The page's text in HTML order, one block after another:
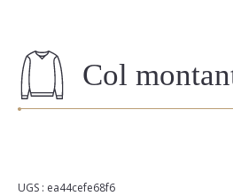
Col
UGS : ea44cefe68f6